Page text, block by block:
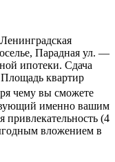
Парадная ул. —
ипотеки. Сдача
Площадь квартир
чему вы сможете
именно вашим
привлекательность (4
вложением в